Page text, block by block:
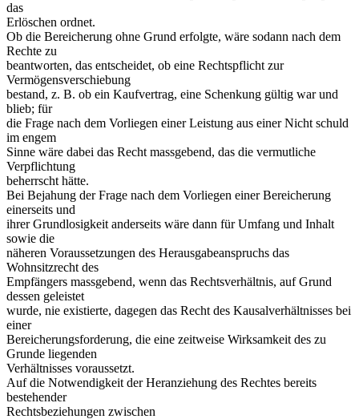
das
Erlöschen ordnet.
Ob die Bereicherung ohne Grund erfolgte, wäre sodann nach dem
Rechte zu
beantworten, das entscheidet, ob eine Rechtspflicht zur
Vermögensverschiebung
bestand, z. B. ob ein Kaufvertrag, eine Schenkung gültig war und
blieb; für
die Frage nach dem Vorliegen einer Leistung aus einer Nicht schuld
im engem
Sinne wäre dabei das Recht massgebend, das die vermutliche
Verpflichtung
beherrscht hätte.
Bei Bejahung der Frage nach dem Vorliegen einer Bereicherung
einerseits und
ihrer Grundlosigkeit anderseits wäre dann für Umfang und Inhalt
sowie die
näheren Voraussetzungen des Herausgabeanspruchs das
Wohnsitzrecht des
Empfängers massgebend, wenn das Rechtsverhältnis, auf Grund
dessen geleistet
wurde, nie existierte, dagegen das Recht des Kausalverhältnisses bei
einer
Bereicherungsforderung, die eine zeitweise Wirksamkeit des zu
Grunde liegenden
Verhältnisses voraussetzt.
Auf die Notwendigkeit der Heranziehung des Rechtes bereits
bestehender
Rechtsbeziehungen zwischen